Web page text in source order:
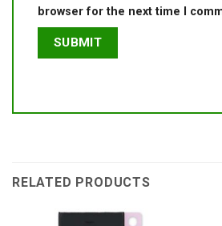
browser for the next time I
RELATED PRODUCTS